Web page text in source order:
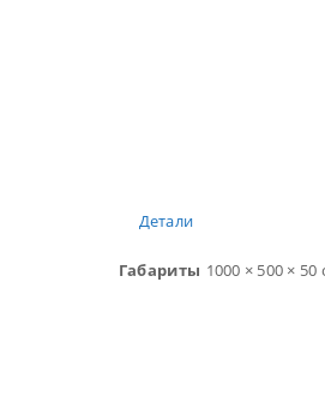
Детали
Габариты 1000 × 500 × 50